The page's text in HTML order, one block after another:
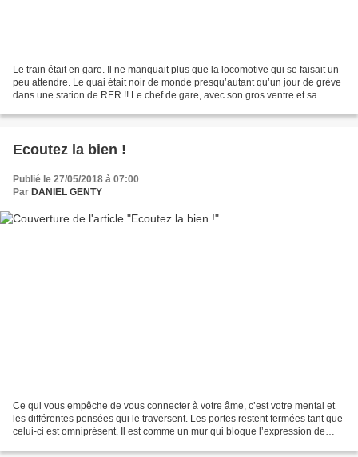
Le train était en gare. Il ne manquait plus que la locomotive qui se faisait un
peu attendre. Le quai était noir de monde presqu’autant qu’un jour de grève
dans une station de RER !! Le chef de gare, avec son gros ventre et sa
Ecoutez la bien !
Publié le 27/05/2018 à 07:00
Par DANIEL GENTY
Ce qui vous empêche de vous connecter à votre âme, c’est votre mental et
les différentes pensées qui le traversent. Les portes restent fermées tant que
celui-ci est omniprésent. Il est comme un mur qui bloque l’expression de